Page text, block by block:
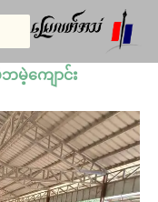
မဲ့ကျောင်း